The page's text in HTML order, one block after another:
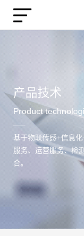
产品技术
Product
基于物联传感+信息
服务、运营服务、检
合。